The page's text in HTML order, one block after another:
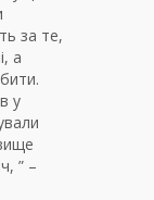
за те,
а
у
” –